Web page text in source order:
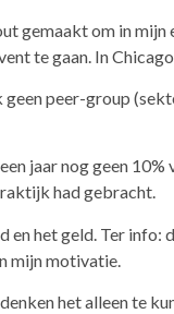
gemaakt om in mijn
te gaan. In Chicago.
geen peer-group
jaar nog geen 10%
had gebracht.
en het geld. Ter info:
mijn motivatie.
het alleen te